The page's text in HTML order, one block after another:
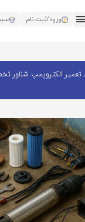
ورود/ثبت نام
الکتروپمپ شناور